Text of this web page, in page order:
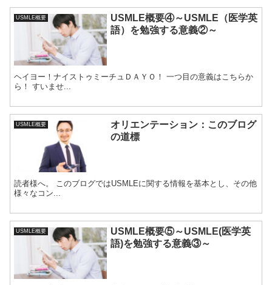
USMLE概要
USMLE概要④～USMLE（医学英
語）を勉強する意義②～
ヘイヨー！ナイストゥミーチュＤＡＹＯ！ 一つ目の意義はこちらか
ら！ すいませ...
USMLE概要
オリエンテーション：このブログ
の道標
読者様へ。 このブログではUSMLEに関する情報を基本とし、その他
様々なコン...
USMLE概要
USMLE概要⑤～USMLE(医学英
語)を勉強する意義③～